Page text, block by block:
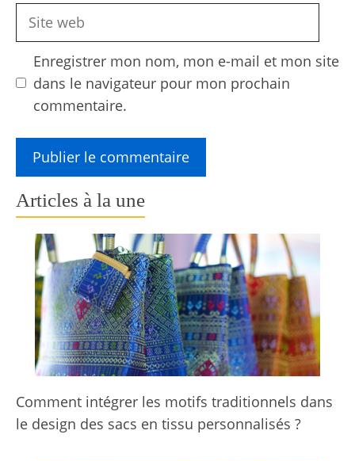
Site
Enregistrer mon nom, mon e-mail et mon site
dans le navigateur pour mon prochain
commentaire.
Articles à la une
Comment intégrer les motifs traditionnels dans
le design des sacs en tissu personnalisés ?